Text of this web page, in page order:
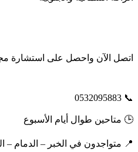
اتصل الآن واحصل على استشارة
📞 0532095883
🕒 متاحين طوال أيام الأسبوع
📍 متواجدون في الخبر – الدمام –